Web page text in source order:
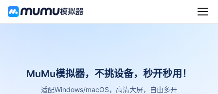
MuMu模拟器，不挑设备，秒开秒用！
适配Windows/macOS，高清大屏，自由多开